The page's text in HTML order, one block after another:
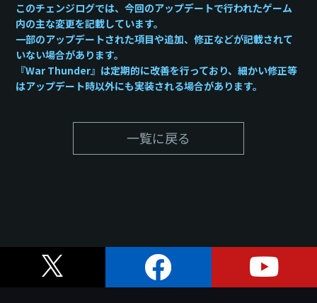
このチェンジログでは、今回のアップデートで行われたゲーム
内の主な変更を記載しています。
一部のアップデートされた項目や追加、修正などが記載されて
いない場合があります。
『War Thunder』は定期的に改善を行っており、細かい修正等
はアップデート時以外にも実装される場合があります。
一覧に戻る